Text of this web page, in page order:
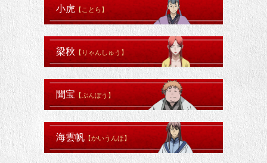
小虎 【ことら】
梁秋 【りゃんしゅう】
聞宝 【ぶんぽう】
海雲帆 【かいうんほ】